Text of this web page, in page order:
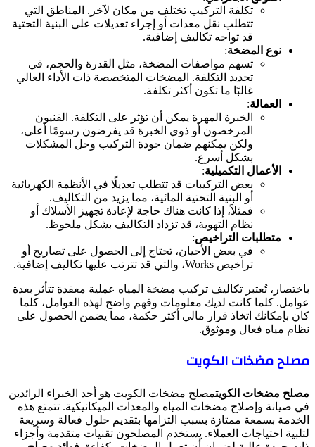
تكلفة التركيب تختلف من مكان لآخر. المناطق التي
تتطلب نقل معدات أو إجراء تعديلات على البنية التحتية
قد تواجه تكاليف إضافية.
نوع المضخة:
تسهم مواصفات المضخة، مثل القدرة والحجم، في
تحديد التكلفة. المضخات المتخصصة ذات الأداء العالي
غالبًا ما تكون أكثر تكلفة.
العمالة:
الخبرة المهرة يمكن أن تؤثر على التكلفة. الفنيون
المرخصون أو ذوي الخبرة قد يفرضون رسومًا أعلى،
ولكن يمكنهم ضمان جودة التركيب وحل المشكلات
بشكل أسرع.
الأعمال التكميلية:
بعض التركيبات قد تتطلب تعديلًا في الأنظمة الكهربائية
أو البنية التحتية المائية، مما يزيد من التكاليف.
فمثلاً، إذا كانت هناك حاجة لإعادة تجهيز الأسلاك أو
نظام التهوية، قد تزداد التكاليف بشكل ملحوظ.
متطلبات التراخيص:
في بعض الأحيان، تحتاج إلى الحصول على تصاريح أو
تراخيص Works، والتي قد تترتب عليها تكاليف إضافية.
باختصار، تُعتبر تكاليف تركيب مضخة المياه عملية معقدة تتأثر بعدة
عوامل. كلما كانت لديك معلومات وفهم واضح لهذه العوامل، كلما
كان بإمكانك اتخاذ قرار مالي أكثر حكمة، مما يضمن الحصول على
نظام مياه فعال وموثوق.
مصلح مضخات الكويت
مصلح مضخات الكويتمصلح مضخات الكويت هو أحد الخبراء الرائدين
في صيانة وإصلاح مضخات المياه والمعدات الميكانيكية. تتمتع هذه
الخدمة بسمعة ممتازة بسبب التزامها بتقديم حلول فعالة وسريعة
لتلبية احتياجات العملاء. يستخدم المصلحون تقنيات متقدمة وأجزاء